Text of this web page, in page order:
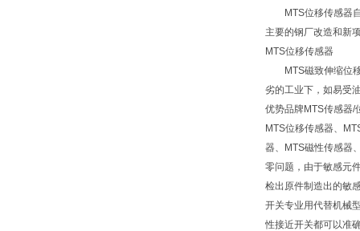
MTS位移传感器自
主要的钢厂改造和新
MTS位移传感器
MTS磁致伸缩位移
劣的工业下，如易受
优势品牌MTS传感器/
MTS位移传感器、
器、MTS磁性传感器
零问题，由于敏感元
检出原件制造出的敏
开关专业用代替机械
性接近开关都可以准